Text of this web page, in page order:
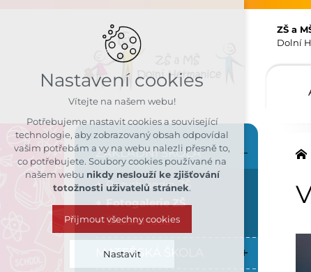
ZŠ a
Dolní
ZÁKLADNÍ ŠKOLA
Rozvrh hodin ZŠ
Fotogalerie ZŠ
Školská rada
MATEŘSKÁ ŠKOLA
Nastavení cookies
Vítejte na našem webu!
Potřebujeme nastavit cookies a související
technologie, aby zobrazovaný obsah odpovídal
vašim potřebám a vy na webu nalezli přesně to,
co potřebujete. Soubory cookies používané na
našem webu nikdy neslouží ke zjišťování
totožnosti uživatelů stránek.
Přijmout všechny cookies
Nastavit